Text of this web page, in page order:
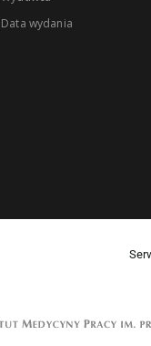
Data wydania